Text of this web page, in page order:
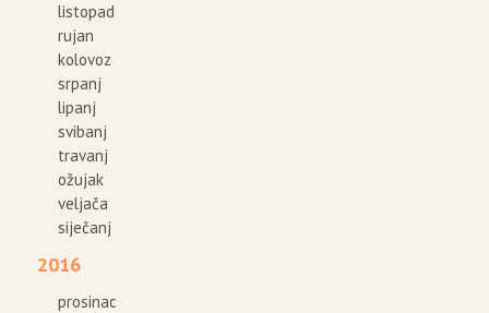
listopad
rujan
kolovoz
srpanj
lipanj
svibanj
travanj
ožujak
veljača
siječanj
2016
prosinac